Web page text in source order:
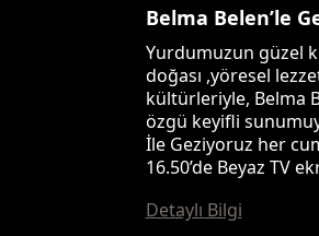
Belma Belen’le
Yurdumuzun güzel
doğası ,yöresel
kültürleriyle, Belma
özgü keyifli
İle Geziyoruz her
16.50’de Beyaz TV
Detaylı Bilgi